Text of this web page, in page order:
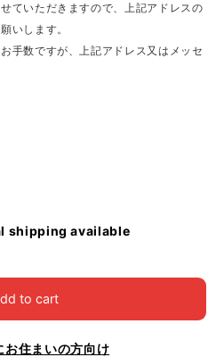
ていただきますので、上記アドレスの
いします。
手数ですが、上記アドレス又はメッセ
shipping available
to cart
お住まいの方向け